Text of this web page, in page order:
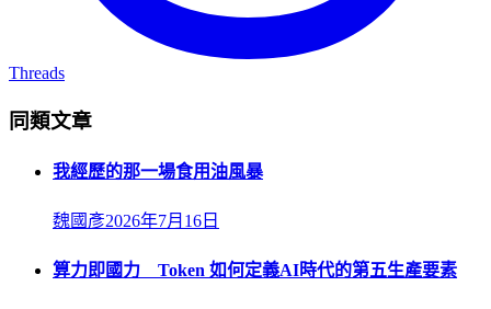
Threads
同類文章
我經歷的那一場食用油風暴
魏國彥2026年7月16日
算力即國力 Token 如何定義AI時代的第五生產要素